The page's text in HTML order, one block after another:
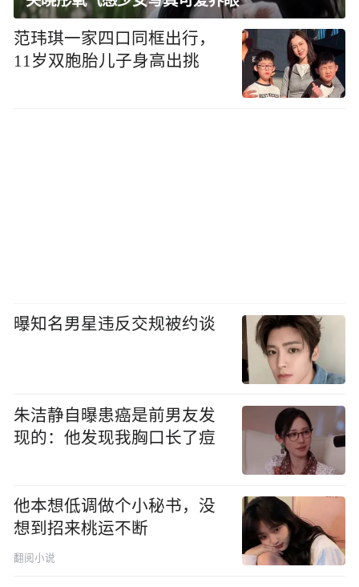
范玮琪一家四口同框出行，
11岁双胞胎儿子身高出挑
曝知名男星违反交规被约谈
朱洁静自曝患癌是前男友发
现的：他发现我胸口长了痘
他本想低调做个小秘书，没
想到招来桃运不断
翻阅小说